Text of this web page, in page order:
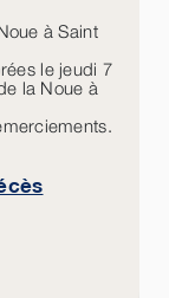
à Saint
le jeudi 7
la Noue à